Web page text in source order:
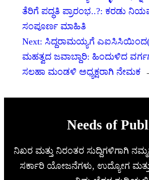
ತೆರಿಗೆ ಪದ್ಧತಿ ಪ್ರಾರಂಭ..?: ಕರಡು
ಸಂಪೂರ್ಣ ಮಾಹಿತಿ
Next: ಸಿದ್ದರಾಮಯ್ಯಗೆ
ಮಹತ್ವದ ಜವಾಬ್ದಾರಿ: ಹಿಂದುಳಿದ
ಸಲಹಾ ಮಂಡಳಿ ಅಧ್ಯಕ್ಷರಾಗಿ ನೇಮಕ
Needs of
ನಿಖರ ಮತ್ತು ನಿರಂತರ ಸುದ್ದಿಗಳಿಗಾಗಿ
ಸರ್ಕಾರಿ ಯೋಜನೆಗಳು, ಉದ್ಯೋಗ